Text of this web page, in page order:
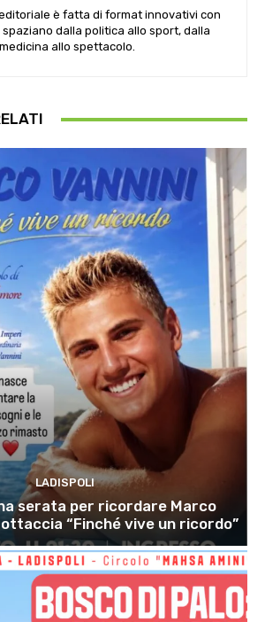
è fatta di format innovativi con
dalla politica allo sport, dalla
medicina allo spettacolo.
LADISPOLI
serata per ricordare Marco
“Finché vive un ricordo”